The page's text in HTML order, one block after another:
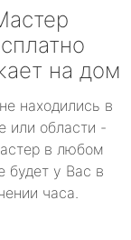
на дом
находились в
или области -
в любом
будет у Вас в
часа.